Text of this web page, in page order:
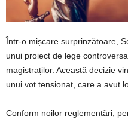
Într-o mișcare surprinzătoare,
unui proiect de lege
magistraților. Această decizie
unui vot tensionat, care a avut
Conform noilor reglementări,